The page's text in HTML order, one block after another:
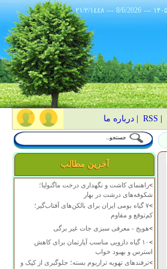
٢١/٢/١٤٤٨ --- 8/6/2026 ---
RSS
|درباره ما
آخرین مطالب
>راهنمای کاشت و نگهداری درخت ماگنولیا؛
شکوفه‌های درشت در بهار
>
۷ گیاه بومی ایران برای بالکن‌های آفتاب‌گیر؛
کم‌توقع و مقاوم
>هویج - معرفی سبزی جات غیر برگی
>
۱۰ گیاه دارویی مناسب آپارتمان برای کاهش
استرس و بهبود خواب
>ترفندهای تهویه تراریوم بسته؛ جلوگیری از کپک و